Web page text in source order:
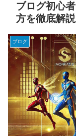
ブログ初心
方を徹底解説
ブログ